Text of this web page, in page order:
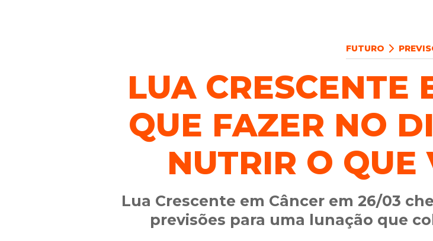
FUTURO
LUA CRESCENTE
QUE FAZER NO
NUTRIR O QUE
Lua Crescente em Câncer em 26/03
previsões para uma lunação que